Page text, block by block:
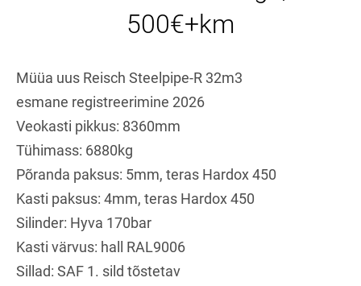
500€+km
Müüa uus Reisch Steelpipe-R 32m3
esmane registreerimine 2026
Veokasti pikkus: 8360mm
Tühimass: 6880kg
Põranda paksus: 5mm, teras Hardox 450
Kasti paksus: 4mm, teras Hardox 450
Silinder: Hyva 170bar
Kasti värvus: hall RAL9006
Sillad: SAF 1. sild tõstetav